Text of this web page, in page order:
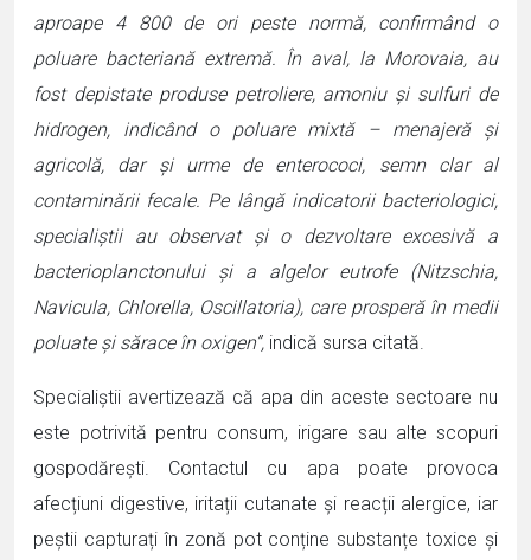
aproape 4 800 de ori peste normă, confirmând o
poluare bacteriană extremă. În aval, la Morovaia, au
fost depistate produse petroliere, amoniu și sulfuri de
hidrogen, indicând o poluare mixtă – menajeră și
agricolă, dar și urme de enterococi, semn clar al
contaminării fecale. Pe lângă indicatorii bacteriologici,
specialiștii au observat și o dezvoltare excesivă a
bacterioplanctonului și a algelor eutrofe (Nitzschia,
Navicula, Chlorella, Oscillatoria), care prosperă în medii
poluate și sărace în oxigen”, indică sursa citată.
Specialiștii avertizează că apa din aceste sectoare nu
este potrivită pentru consum, irigare sau alte scopuri
gospodărești. Contactul cu apa poate provoca
afecțiuni digestive, iritații cutanate și reacții alergice, iar
peștii capturați în zonă pot conține substanțe toxice și